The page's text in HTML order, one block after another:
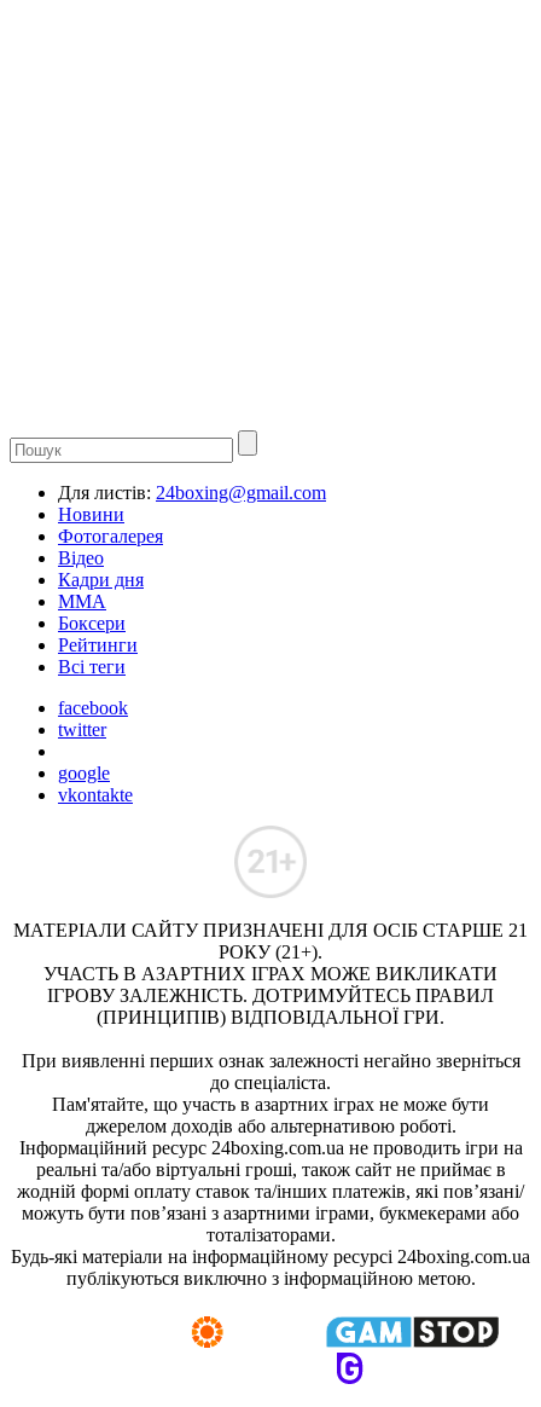
Для листів: 24boxing@gmail.com
Новини
Фотогалерея
Відео
Кадри дня
ММА
Боксери
Рейтинги
Всі теги
facebook
twitter
google
vkontakte
МАТЕРІАЛИ САЙТУ ПРИЗНАЧЕНІ ДЛЯ ОСІБ СТАРШЕ 21
РОКУ (21+).
УЧАСТЬ В АЗАРТНИХ ІГРАХ МОЖЕ ВИКЛИКАТИ
ІГРОВУ ЗАЛЕЖНІСТЬ. ДОТРИМУЙТЕСЬ ПРАВИЛ
(ПРИНЦИПІВ) ВІДПОВІДАЛЬНОЇ ГРИ.
При виявленні перших ознак залежності негайно зверніться
до спеціаліста.
Пам'ятайте, що участь в азартних іграх не може бути
джерелом доходів або альтернативою роботі.
Інформаційний ресурс 24boxing.com.ua не проводить ігри на
реальні та/або віртуальні гроші, також сайт не приймає в
жодній формі оплату ставок та/інших платежів, які пов’язані/
можуть бути пов’язані з азартними іграми, букмекерами або
тоталізаторами.
Будь-які матеріали на інформаційному ресурсі 24boxing.com.ua
публікуються виключно з інформаційною метою.